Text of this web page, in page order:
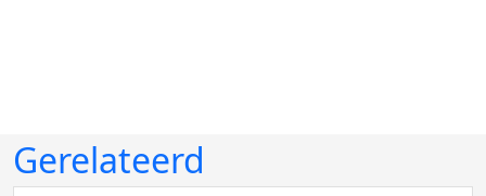
Gerelateerd